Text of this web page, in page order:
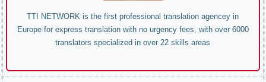
TTI NETWORK is the first professional translation agencey in
Europe for express translation with no urgency fees, with over 6000
translators specialized in over 22 skills areas